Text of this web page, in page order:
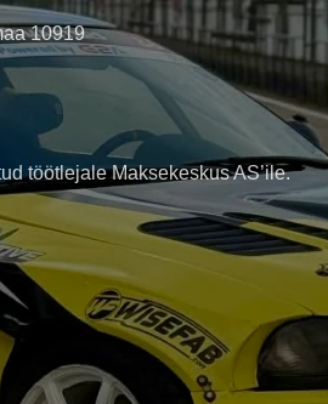
10919
töötlejale Maksekeskus AS’ile.